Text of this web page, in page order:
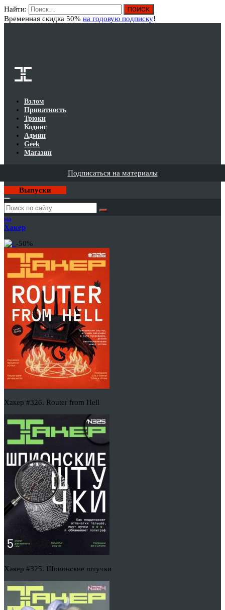
Найти:
Временная скидка 50% на годовую подписку!
Взлом
Приватность
Трюки
Кодинг
Админ
Geek
Магазин
Подписаться на материалы
Выпуски
Годовая
подписка
на
Хакер
-50%
Хакер #326. Router from Hell
Хакер #325. Шпионские штучки